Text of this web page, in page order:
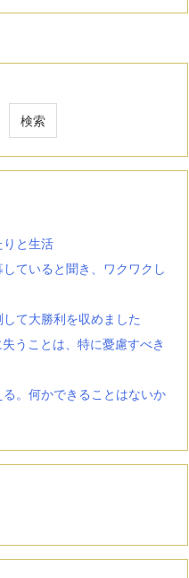
検索
りと生活
ていると聞き、ワクワクし
て大勝利を収めました
うことは、特に憂慮すべき
。何かできることはないか